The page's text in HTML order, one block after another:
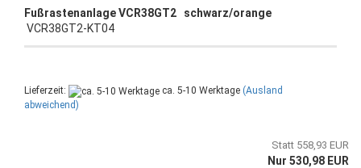
Fußrastenanlage VCR38GT2 schwarz/orange
VCR38GT2-KT04
Lieferzeit: ca. 5-10 Werktage (Ausland
abweichend)
Statt 558,93 EUR
Nur 530,98 EUR